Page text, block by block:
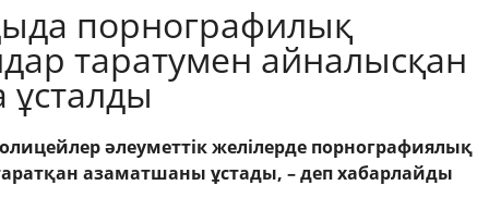
порнографилық
таратумен айналысқан
әлеуметтік желілерде порнографиялық
азаматшаны ұстады, – деп хабарлайды